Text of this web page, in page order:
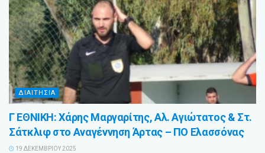
ΔΙΑΙΤΗΣΙΑ
Γ ΕΘΝΙΚΗ: Χάρης Μαργαρίτης, Αλ. Αγιώτατος & Στ.
Σάτκλιφ στο Αναγέννηση Άρτας – ΠΟ Ελασσόνας
19 ΔΕΚΕΜΒΡΊΟΥ 2025